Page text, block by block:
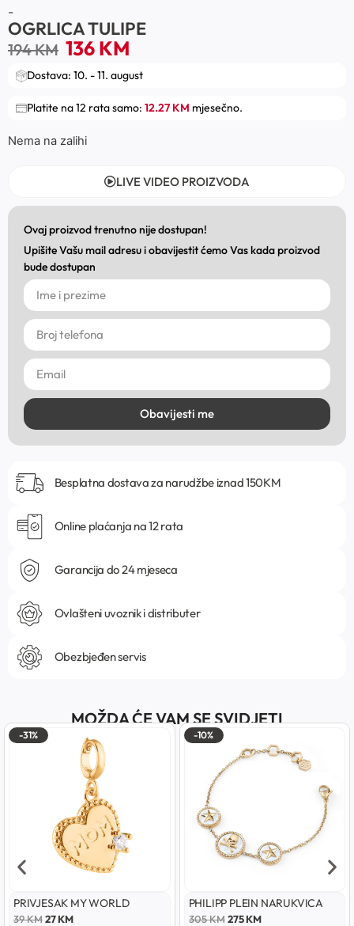
-
OGRLICA TULIPE
194KM 136KM
Dostava: 10. - 11. august
Platite na 12 rata samo: 12.27 KM mjesečno.
Nema na zalihi
LIVE VIDEO PROIZVODA
Ovaj proizvod trenutno nije dostupan!
Upišite Vašu mail adresu i obavijestit ćemo Vas kada proizvod
bude dostupan
Obavijesti me
Besplatna dostava za narudžbe iznad 150KM
Online plaćanja na 12 rata
Garancija do 24 mjeseca
Ovlašteni uvoznik i distributer
Obezbjeđen servis
MOŽDA ĆE VAM SE SVIDJETI
-31%
PRIVJESAK MY WORLD
39KM27KM
-10%
PHILIPP PLEIN NARUKVICA
305KM 275KM